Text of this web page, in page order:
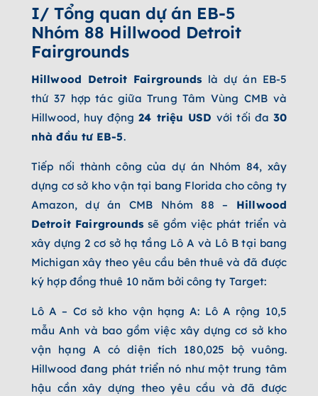
I/ Tổng quan dự án EB-5
Nhóm 88 Hillwood Detroit
Fairgrounds
Hillwood Detroit Fairgrounds là dự án EB-5
thứ 37 hợp tác giữa Trung Tâm Vùng CMB và
Hillwood, huy động24 triệu USDvới tối đa 30
nhà đầu tư EB-5.
Tiếp nối thành công của dự án Nhóm 84, xây
dựng cơ sở kho vận tại bang Florida cho công ty
Amazon, dự án CMB Nhóm 88 – Hillwood
Detroit Fairgrounds sẽ gồm việc phát triển và
xây dựng 2 cơ sở hạ tầng Lô A và Lô B tại bang
Michigan xây theo yêu cầu bên thuê và đã được
ký hợp đồng thuê 10 năm bởi công ty Target:
Lô A – Cơ sở kho vận hạng A: Lô A rộng 10,5
mẫu Anh và bao gồm việc xây dựng cơ sở kho
vận hạng A có diện tích 180,025 bộ vuông.
Hillwood đang phát triển nó như một trung tâm
hậu cần xây dựng theo yêu cầu và đã được